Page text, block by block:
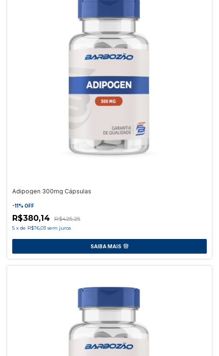
Adipogen 300mg Cápsulas
-11% OFF
R$380,14 R$425,25
5 x de R$76,03 sem juros
SAIBA MAIS